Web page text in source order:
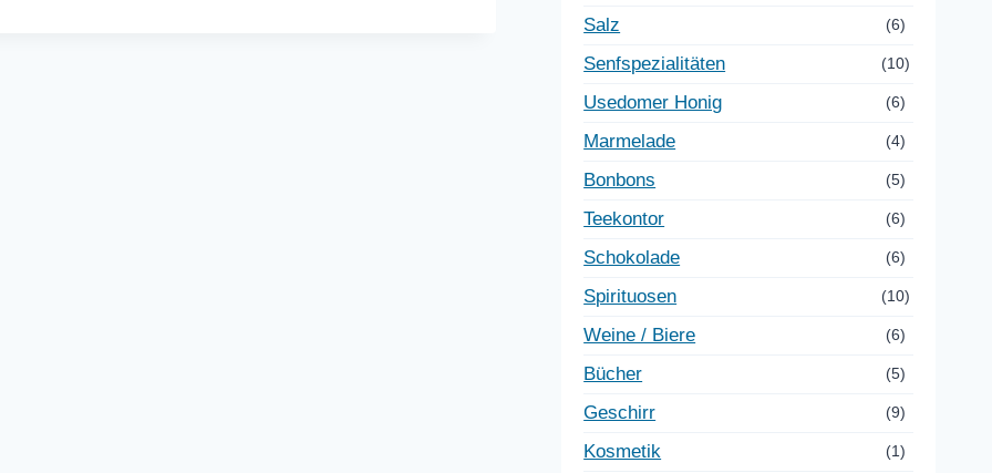
Salz (6)
Senfspezialitäten (10)
Usedomer Honig (6)
Marmelade (4)
Bonbons (5)
Teekontor (6)
Schokolade (6)
Spirituosen (10)
Weine / Biere (6)
Bücher (5)
Geschirr (9)
Kosmetik (1)